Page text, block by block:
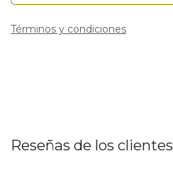
Términos y condiciones
Reseñas de los clientes